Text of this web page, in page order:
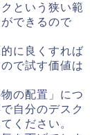
という狭い範
できるので
に良くすれば
で試す価値は
の配置」につ
自分のデスク
ください。